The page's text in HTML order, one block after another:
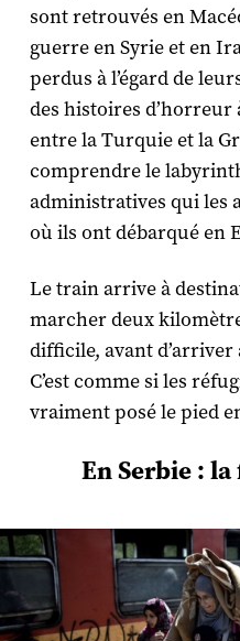
sont retrouvés en
guerre en Syrie et en
perdus à l’égard de
des histoires d’horreur
entre la Turquie et la
comprendre le
administratives qui les
où ils ont débarqué en
Le train arrive à
marcher deux
difficile, avant
C’est comme si les
vraiment posé le pied
En Serbie :